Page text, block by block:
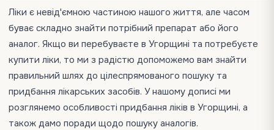
Ліки є невід'ємною частиною нашого життя, але часом
буває складно знайти потрібний препарат або його
аналог. Якщо ви перебуваєте в Угорщині та потребуєте
купити ліки, то ми з радістю допоможемо вам знайти
правильний шлях до цілеспрямованого пошуку та
придбання лікарських засобів. У нашому дописі ми
розглянемо особливості придбання ліків в Угорщині, а
також дамо поради щодо пошуку аналогів.